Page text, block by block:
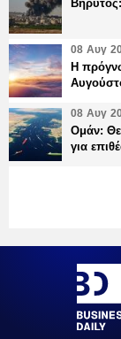
08 Αυγ
Η
08 Αυγ
Ομάν:
για